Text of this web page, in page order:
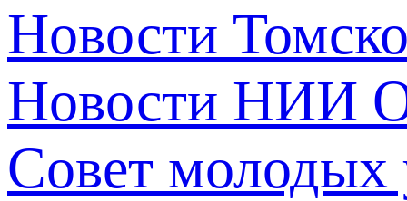
Новости
Новости НИИ
Совет молодых